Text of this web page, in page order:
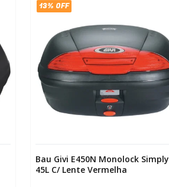
13% OFF
Bau Givi E450N Monolock Simply
45L C/ Lente Vermelha